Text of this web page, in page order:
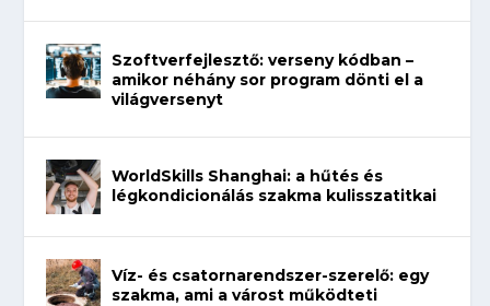
Szoftverfejlesztő: verseny kódban –
amikor néhány sor program dönti el a
világversenyt
WorldSkills Shanghai: a hűtés és
légkondicionálás szakma kulisszatitkai
Víz- és csatornarendszer-szerelő: egy
szakma, ami a várost működteti